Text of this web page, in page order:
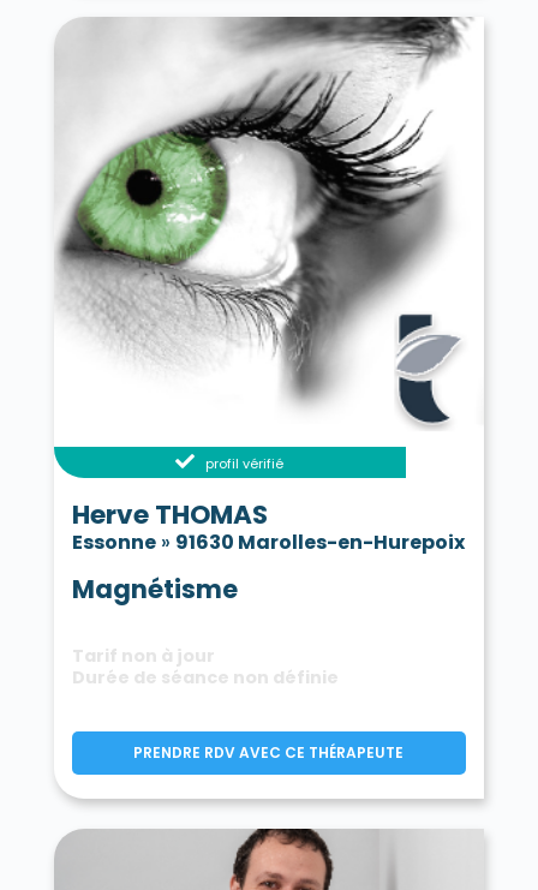
profil vérifié
Herve THOMAS
Essonne» 91630 Marolles-en-Hurepoix
Magnétisme
Tarif non à jour
Durée de séance non définie
PRENDRE RDV AVEC CE THÉRAPEUTE